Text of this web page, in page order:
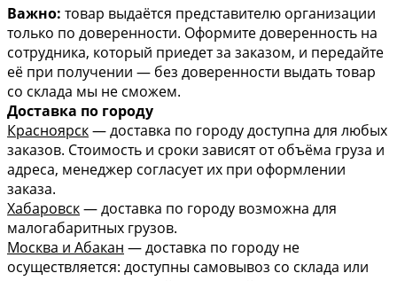
Важно: товар выдаётся представителю организации
только по доверенности. Оформите доверенность на
сотрудника, который приедет за заказом, и передайте
её при получении — без доверенности выдать товар
со склада мы не сможем.
Доставка по городу
Красноярск— доставка по городу доступна для любых
заказов. Стоимость и сроки зависят от объёма груза и
адреса, менеджер согласует их при оформлении
заказа.
Хабаровск— доставка по городу возможна для
малогабаритных грузов.
Москва и Абакан — доставка по городу не
осуществляется: доступны самовывоз со склада или